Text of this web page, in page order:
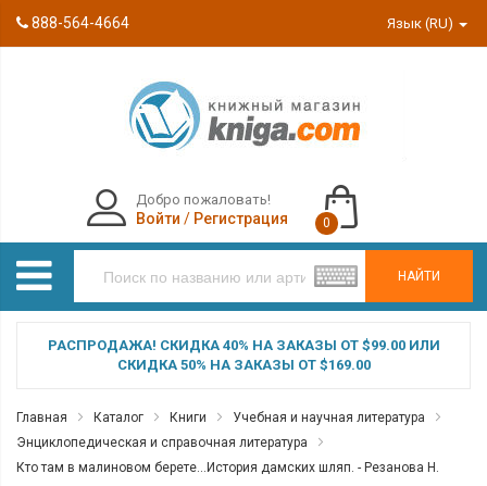
888-564-4664 Язык (RU)
НАЙТИ
Добро пожаловать!
Войти / Регистрация 0
РАСПРОДАЖА! СКИДКА 40% НА ЗАКАЗЫ ОТ $99.00 ИЛИ
СКИДКА 50% НА ЗАКАЗЫ ОТ $169.00
Главная Каталог Книги
Учебная и научная литература
Энциклопедическая и справочная литература
Кто там в малиновом берете...История дамских шляп. - Резанова Н.